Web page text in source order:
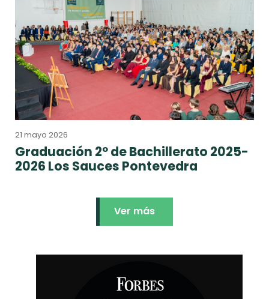
21 mayo 2026
Graduación 2º de Bachillerato 2025-
2026 Los Sauces Pontevedra
Ver más